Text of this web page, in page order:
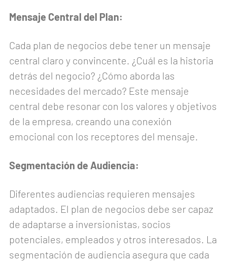
Mensaje Central del Plan:
Cada plan de negocios debe tener un mensaje
central claro y convincente. ¿Cuál es la historia
detrás del negocio? ¿Cómo aborda las
necesidades del mercado? Este mensaje
central debe resonar con los valores y objetivos
de la empresa, creando una conexión
emocional con los receptores del mensaje.
Segmentación de Audiencia:
Diferentes audiencias requieren mensajes
adaptados. El plan de negocios debe ser capaz
de adaptarse a inversionistas, socios
potenciales, empleados y otros interesados. La
segmentación de audiencia asegura que cada